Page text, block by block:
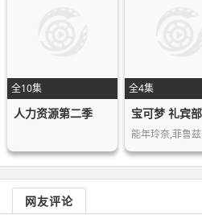
全10集
人力资源第二季
全4集
网友评论